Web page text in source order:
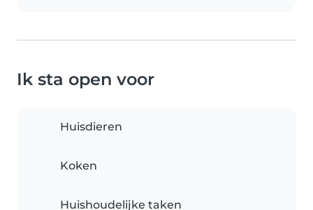
Ik sta open voor
Huisdieren
Koken
Huishoudelijke taken